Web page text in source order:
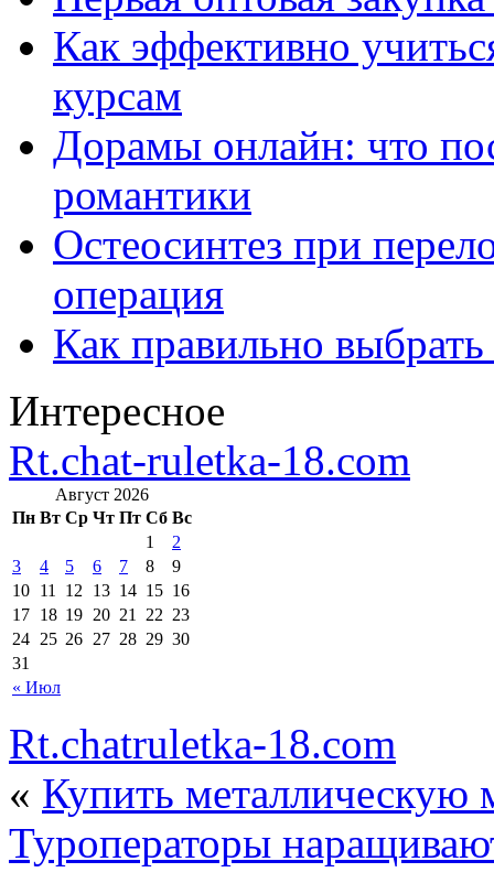
Как эффективно
курсам
Дорамы онлайн: что
романтики
Остеосинтез при
операция
Как правильно
Интересное
Rt.chat-ruletka-18.com
Август 2026
Пн Вт Ср Чт Пт Сб Вс
« Июл
1
2
3
4 5 6 7 8
9
10 11 12 13 14 15 16
17 18 19 20 21 22 23
24 25 26 27 28 29 30
31
Rt.chatruletka-18.com
« Купить металлическую
Туроператоры